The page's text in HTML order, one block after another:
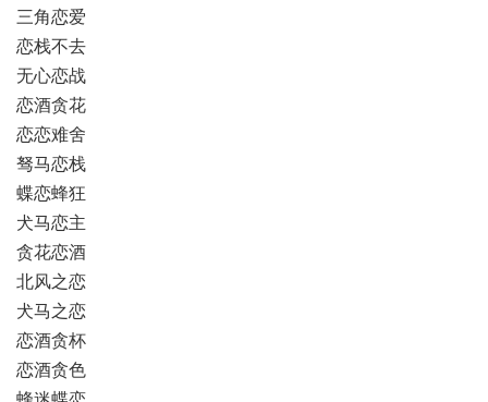
三角恋爱
恋栈不去
无心恋战
恋酒贪花
恋恋难舍
驽马恋栈
蝶恋蜂狂
犬马恋主
贪花恋酒
北风之恋
犬马之恋
恋酒贪杯
恋酒贪色